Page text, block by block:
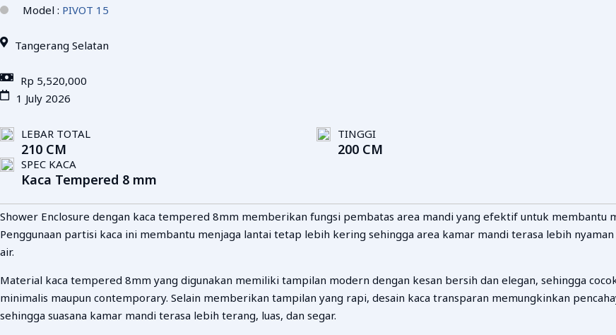
Model : PIVOT 15
Tangerang Selatan
Rp 5,520,000
1 July 2026
LEBAR TOTAL
210 CM
TINGGI
200 CM
SPEC KACA
Kaca Tempered 8 mm
Shower Enclosure dengan kaca tempered 8mm memberikan fungsi pembatas area mandi yang efektif untuk membantu
Penggunaan partisi kaca ini membantu menjaga lantai tetap lebih kering sehingga area kamar mandi terasa lebih
air.
Material kaca tempered 8mm yang digunakan memiliki tampilan modern dengan kesan bersih dan elegan, sehingga
minimalis maupun contemporary. Selain memberikan tampilan yang rapi, desain kaca transparan memungkinkan
sehingga suasana kamar mandi terasa lebih terang, luas, dan segar.